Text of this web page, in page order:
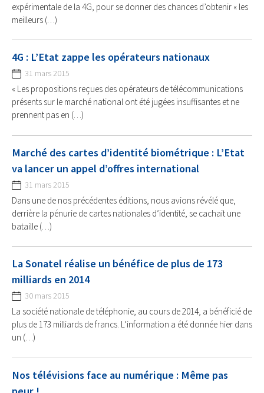
expérimentale de la 4G, pour se donner des chances d’obtenir « les
meilleurs (…)
4G : L’Etat zappe les opérateurs nationaux
31 mars 2015
« Les propositions reçues des opérateurs de télécommunications
présents sur le marché national ont été jugées insuffisantes et ne
prennent pas en (…)
Marché des cartes d’identité biométrique : L’Etat
va lancer un appel d’offres international
31 mars 2015
Dans une de nos précédentes éditions, nous avions révélé que,
derrière la pénurie de cartes nationales d’identité, se cachait une
bataille (…)
La Sonatel réalise un bénéfice de plus de 173
milliards en 2014
30 mars 2015
La société nationale de téléphonie, au cours de 2014, a bénéficié de
plus de 173 milliards de francs. L’information a été donnée hier dans
un (…)
Nos télévisions face au numérique : Même pas